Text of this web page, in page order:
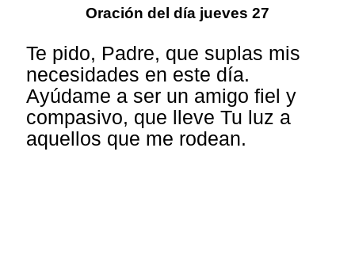
Oración del día jueves 27
Te pido, Padre, que suplas mis
necesidades en este día.
Ayúdame a ser un amigo fiel y
compasivo, que lleve Tu luz a
aquellos que me rodean.